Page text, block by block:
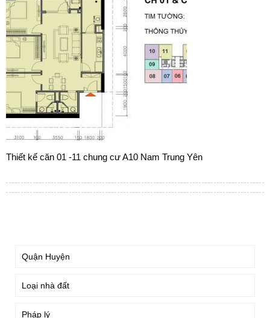
Thiết kế căn 01 -11 chung cư A10 Nam Trung Yên